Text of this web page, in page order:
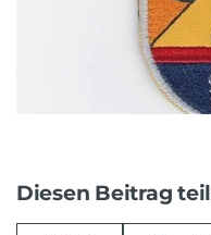
Diesen Beitrag